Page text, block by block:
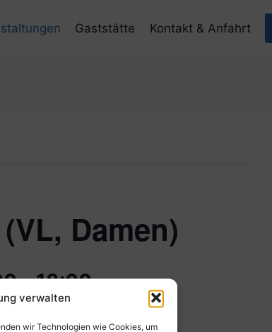
verwalten
wir Technologien wie Cookies, um
Gaststätte Kontakt & Anfahrt
Damen)
-18:00